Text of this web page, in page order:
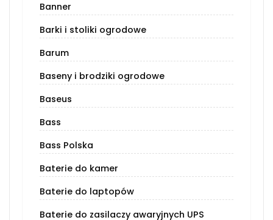
Banner
Barki i stoliki ogrodowe
Barum
Baseny i brodziki ogrodowe
Baseus
Bass
Bass Polska
Baterie do kamer
Baterie do laptopów
Baterie do zasilaczy awaryjnych UPS